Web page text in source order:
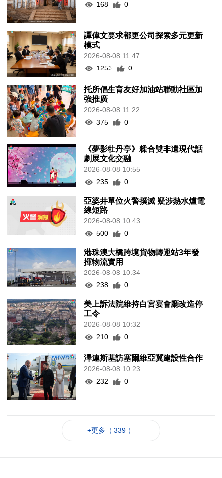
168
0
譚偉文要求都更公司探索多元更新
模式
2026-08-08 11:47
1253
0
托所倡生育友好加油站聯動社區加
強推廣
2026-08-08 11:22
375
0
《夢影牡丹亭》糅合雙非遺現代話
劇展文化交融
2026-08-08 10:55
235
0
亞婆井單位火警撲滅 疑涉熱水爐電
線短路
2026-08-08 10:43
500
0
港珠澳大橋跨境貨物轉運站3年發
揮物流實用
2026-08-08 10:34
238
0
美上訴法院維持白宮宴會廳改造停
工令
2026-08-08 10:32
210
0
澤連斯基訪塞爾維亞冀建設性合作
2026-08-08 10:23
232
0
+更多（ 339 ）